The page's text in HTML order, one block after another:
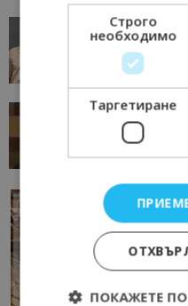
AI в туризма:
окаже по-
AI Travel
Тим Браун:
данните и
Строго
необходимо
Таргетиране
ПОКАЖЕТЕ